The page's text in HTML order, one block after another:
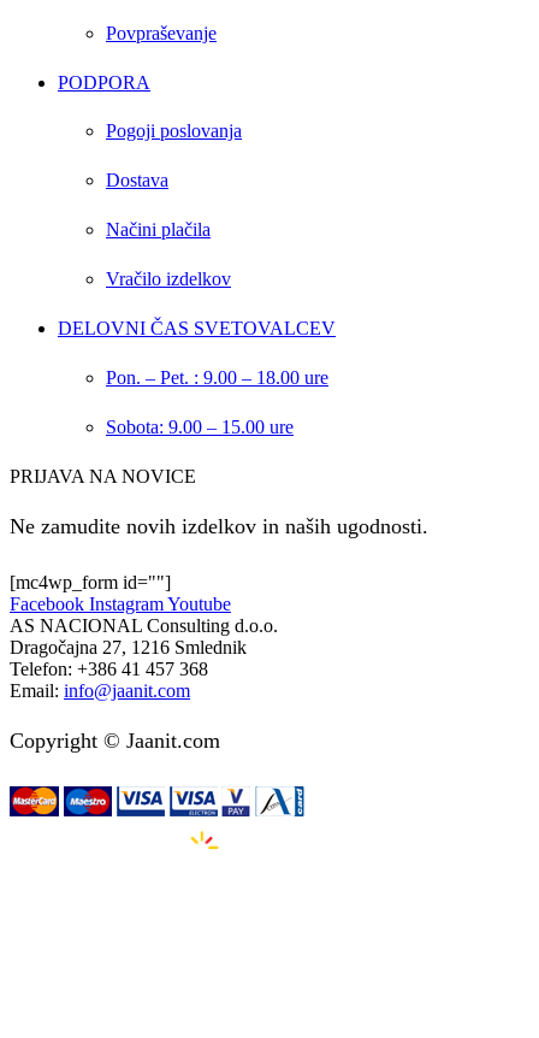
Povpraševanje
PODPORA
Pogoji poslovanja
Dostava
Načini plačila
Vračilo izdelkov
DELOVNI ČAS SVETOVALCEV
Pon. – Pet. : 9.00 – 18.00 ure
Sobota: 9.00 – 15.00 ure
PRIJAVA NA NOVICE
Ne zamudite novih izdelkov in naših ugodnosti.
[mc4wp_form id=""]
Facebook InstagramYoutube
AS NACIONAL Consulting d.o.o.
Dragočajna 27, 1216 Smlednik
Telefon: +386 41 457 368
Email: info@jaanit.com
Copyright © Jaanit.com